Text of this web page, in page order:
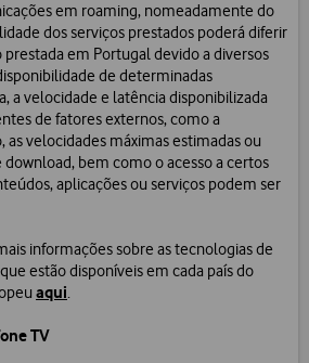
em roaming, nomeadamente do
dos serviços prestados poderá diferir
em Portugal devido a diversos
de determinadas
a velocidade e latência disponibilizada
de fatores externos, como a
as velocidades máximas estimadas ou
download, bem como o acesso a certos
aplicações ou serviços podem ser
informações sobre as tecnologias de
estão disponíveis em cada país do
aqui.
TV